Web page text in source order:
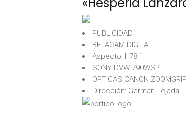
PUBLICIDAD
BETACAM DIGITAL
Aspecto 1.78:1
SONY DVW-790WSP
OPTICAS CANON ZOOMGRIP
Dirección: Germán Tejada